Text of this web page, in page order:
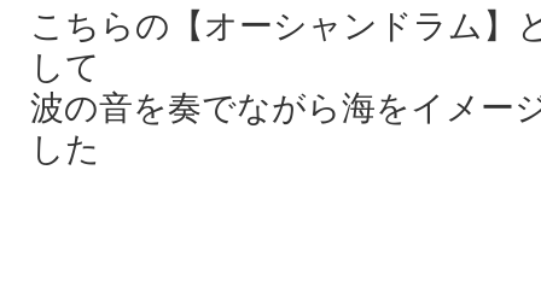
こちらの【オーシャンドラム】
して
波の音を奏でながら海をイメー
した